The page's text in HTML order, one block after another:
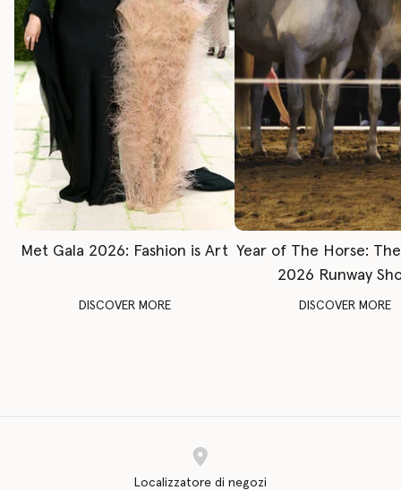
Met Gala 2026: Fashion is Art
DISCOVER MORE
Year of The Horse:
2026 Runway
DISCOVER MORE
Localizzatore di negozi